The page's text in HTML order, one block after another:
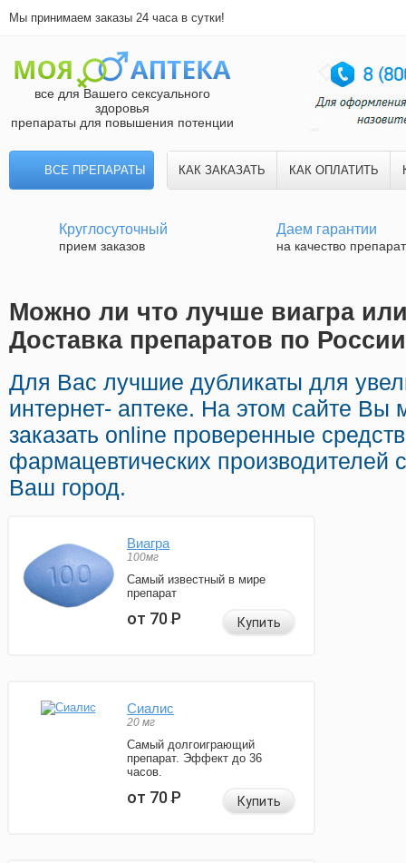
Мы принимаем заказы 24 часа в сутки!
все для Вашего сексуального
здоровья
препараты для повышения потенции
ВСЕ ПРЕПАРАТЫ КАК ЗАКАЗАТЬ КАК ОПЛАТИТЬ
Круглосуточный
прием заказов
Даем гарантии
на качество
Можно ли что лучше виагра
Доставка препаратов по России
Для Вас лучшие дубликаты для
интернет- аптеке. На этом сайте Вы
заказать online проверенные
фармацевтических производителей
Ваш город.
Виагра
100мг
Самый известный в мире
препарат
от 70Р Купить
Сиалис
20 мг
Самый долгоиграющий
препарат. Эффект до 36
часов.
от 70Р Купить